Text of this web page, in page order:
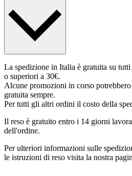
La spedizione in Italia è gratuita su
o superiori a 30€.
Alcune promozioni in corso
gratuita sempre.
Per tutti gli altri ordini il costo della
Il reso è gratuito entro i 14 giorni
dell'ordine.
Per ulteriori informazioni sulle
le istruzioni di reso visita la nostra